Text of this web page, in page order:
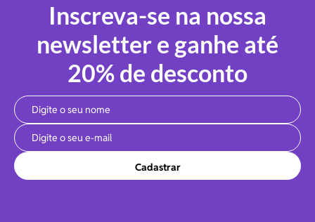
Inscreva-se na nossa
newsletter e ganhe até
20% de desconto
Cadastrar